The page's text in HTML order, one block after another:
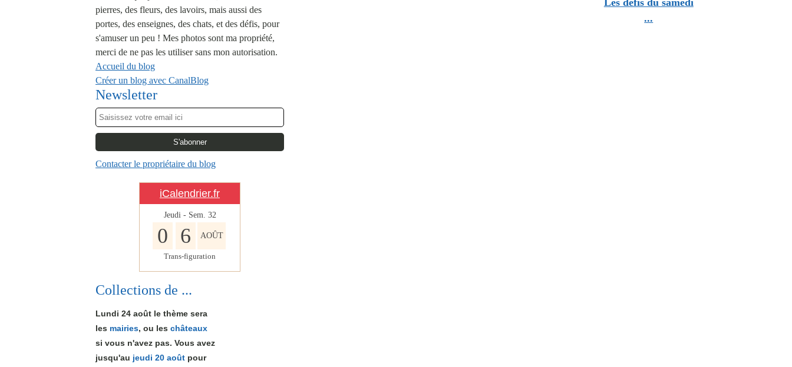
pierres, des fleurs, des lavoirs, mais aussi des
portes, des enseignes, des chats, et des défis, pour
s'amuser un peu ! Mes photos sont ma propriété,
merci de ne pas les utiliser sans mon autorisation.
Accueil du blog
Créer un blog avec CanalBlog
Newsletter
Contacter le propriétaire du blog
iCalendrier.fr
Jeudi - Sem. 32
0 6 AOÛT
Trans-figuration
Collections de ...
Lundi 24 août le thème sera
les mairies, ou les châteaux
si vous n'avez pas. Vous avez
jusqu'au jeudi 20 août pour
Les défis du samedi
...